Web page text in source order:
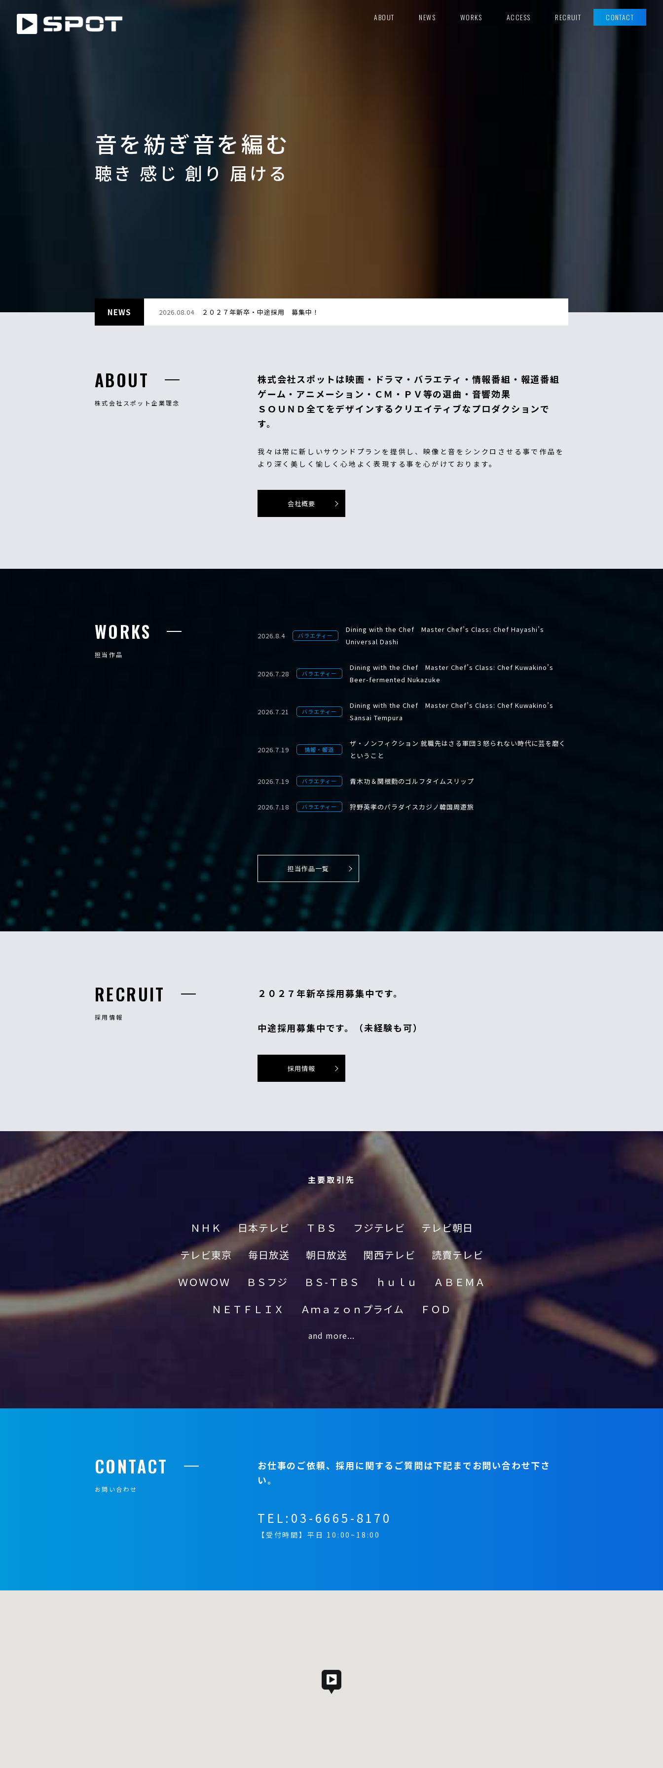
ABOUT NEWS WORKS ACCESS RECRUIT CONTACT
音を紡ぎ音を編む
聴き 感じ 創り 届ける
NEWS 2026.08.04 ２０２７年新卒・中途採用 募集中！
ABOUT
株式会社スポット企業理念
株式会社スポットは映画・ドラマ・バラエティ・情報番組・報道番組
ゲーム・アニメーション・ＣＭ・ＰＶ等の選曲・音響効果
ＳＯＵＮＤ全てをデザインするクリエイティブなプロダクションで
す。
我々は常に新しいサウンドプランを提供し、映像と音をシンクロさせる事で作品を
より深く美しく愉しく心地よく表現する事を心がけております。
会社概要
WORKS
担当作品
2026.8.4 バラエティー
Dining with the Chef Master Chef’s Class: Chef Hayashi’s
Universal Dashi
2026.7.28 バラエティー
Dining with the Chef Master Chef’s Class: Chef Kuwakino’s
Beer-fermented Nukazuke
2026.7.21 バラエティー
Dining with the Chef Master Chef’s Class: Chef Kuwakino’s
Sansai Tempura
2026.7.19 情報・報道
ザ・ノンフィクション 就職先はさる軍団３怒られない時代に芸を磨く
ということ
2026.7.19 バラエティー 青木功＆関根勤のゴルフタイムスリップ
2026.7.18 バラエティー 狩野英孝のパラダイスカジノ韓国周遊旅
担当作品一覧
RECRUIT
採用情報
２０２７年新卒採用募集中です。
中途採用募集中です。（未経験も可）
採用情報
主要取引先
ＮＨＫ 日本テレビ ＴＢＳ フジテレビ
テレビ朝日
テレビ東京
毎日放送 朝日放送 関西テレビ
読賣テレビ
ＷＯＷＯＷ
ＢＳフジ ＢＳ-ＴＢＳ ｈｕｌｕ
ＡＢＥＭＡ
ＮＥＴＦＬＩＸ
Ａｍａｚｏｎプライム ＦＯＤ
and more...
CONTACT
お問い合わせ
お仕事のご依頼、採用に関するご質問は下記までお問い合わせ下さ
い。
TEL: 03-6665-8170
【受付時間】平日 10:00~18:00